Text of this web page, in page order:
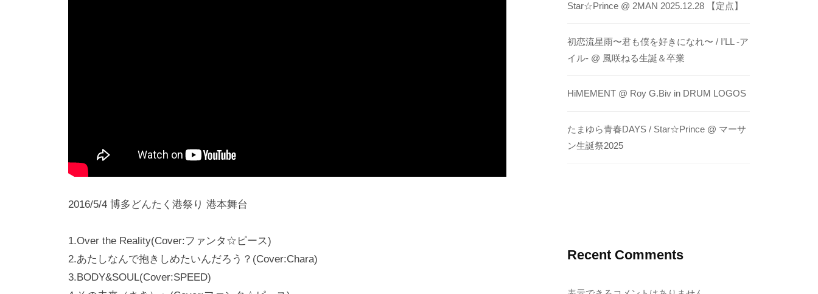
2016/5/4 博多どんたく港祭り 港本舞台
1.Over the Reality(Cover:ファンタ☆ピース)
2.あたしなんで抱きしめたいんだろう？(Cover:Chara)
3.BODY&SOUL(Cover:SPEED)
Star☆Prince @ 2MAN 2025.12.28 【定点】
初恋流星雨〜君も僕を好きになれ〜 / I’LL -ア
イル- @ 風咲ねる生誕＆卒業
HiMEMENT @ Roy G.Biv in DRUM LOGOS
たまゆら青春DAYS / Star☆Prince @ マーサ
ン生誕祭2025
Recent Comments